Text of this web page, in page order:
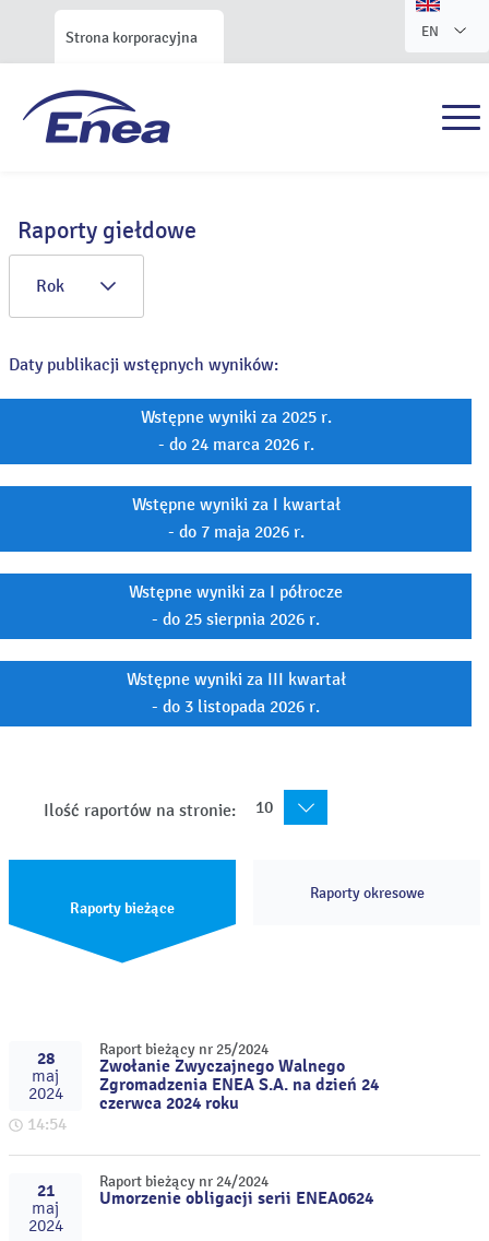
Strona korporacyjna EN
Raporty giełdowe
Rok
Daty publikacji wstępnych wyników:
Wstępne wyniki za 2025 r.
- do 24 marca 2026 r.
Wstępne wyniki za I kwartał
- do 7 maja 2026 r.
Wstępne wyniki za I półrocze
- do 25 sierpnia 2026 r.
Wstępne wyniki za III kwartał
- do 3 listopada 2026 r.
Ilość raportów na stronie: 10
Raporty bieżące
Raporty okresowe
28
maj
2024
14:54
Raport bieżący nr 25/2024
Zwołanie Zwyczajnego Walnego
Zgromadzenia ENEA S.A. na dzień 24
czerwca 2024 roku
21
maj
2024
Raport bieżący nr 24/2024
Umorzenie obligacji serii ENEA0624